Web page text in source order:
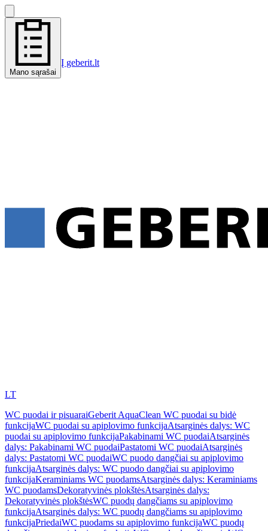
Mano sąrašai
Į geberit.lt
LT
WC puodai ir pisuaraiGeberit AquaClean WC puodai su bidė
funkcijaWC puodai su apiplovimo funkcijaAtsarginės dalys: WC
puodai su apiplovimo funkcijaPakabinami WC puodaiAtsarginės
dalys: Pakabinami WC puodaiPastatomi WC puodaiAtsarginės
dalys: Pastatomi WC puodaiWC puodo dangčiai su apiplovimo
funkcijaAtsarginės dalys: WC puodo dangčiai su apiplovimo
funkcijaKeraminiams WC puodamsAtsarginės dalys: Keraminiams
WC puodamsDekoratyvinės plokštėsAtsarginės dalys:
Dekoratyvinės plokštėsWC puodų dangčiams su apiplovimo
funkcijaAtsarginės dalys: WC puodų dangčiams su apiplovimo
funkcijaPriedaiWC puodams su apiplovimo funkcijaWC puodų